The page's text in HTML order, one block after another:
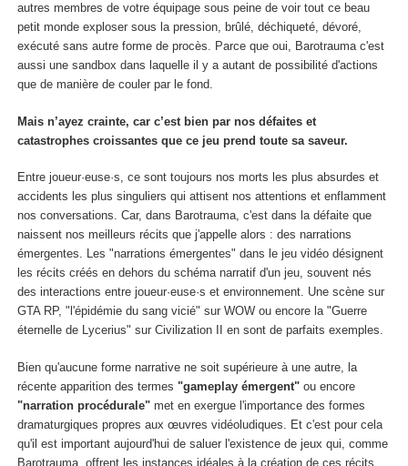
autres membres de votre équipage sous peine de voir tout ce beau
petit monde exploser sous la pression, brûlé, déchiqueté, dévoré,
exécuté sans autre forme de procès. Parce que oui, Barotrauma c'est
aussi une sandbox dans laquelle il y a autant de possibilité d'actions
que de manière de couler par le fond.
Mais n’ayez crainte, car c’est bien par nos défaites et
catastrophes croissantes que ce jeu prend toute sa saveur.
Entre joueur·euse·s, ce sont toujours nos morts les plus absurdes et
accidents les plus singuliers qui attisent nos attentions et enflamment
nos conversations. Car, dans Barotrauma, c'est dans la défaite que
naissent nos meilleurs récits que j'appelle alors : des narrations
émergentes. Les "narrations émergentes" dans le jeu vidéo désignent
les récits créés en dehors du schéma narratif d'un jeu, souvent nés
des interactions entre joueur·euse·s et environnement. Une scène sur
GTA RP, "l'épidémie du sang vicié" sur WOW ou encore la "Guerre
éternelle de Lycerius" sur Civilization II en sont de parfaits exemples.
Bien qu'aucune forme narrative ne soit supérieure à une autre, la
récente apparition des termes "gameplay émergent" ou encore
"narration procédurale" met en exergue l'importance des formes
dramaturgiques propres aux œuvres vidéoludiques. Et c'est pour cela
qu'il est important aujourd'hui de saluer l'existence de jeux qui, comme
Barotrauma, offrent les instances idéales à la création de ces récits.